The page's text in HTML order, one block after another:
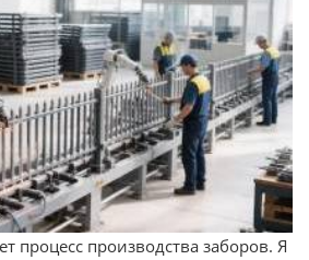
процесс производства заборов. Я